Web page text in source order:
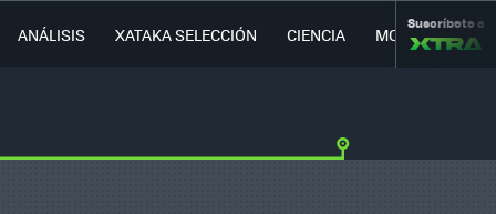
ANÁLISIS XATAKA SELECCIÓN CIENCIA MOVILIDAD
Suscríbete a